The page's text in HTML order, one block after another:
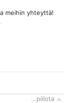
meihin yhteyttä!
…piilota